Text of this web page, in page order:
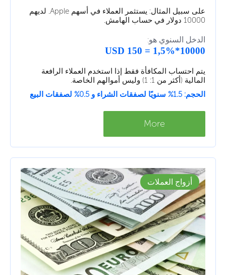
على سبيل المثال: يستثمر العملاء في أسهم Apple. لديهم
10000 دولار في حساب الهامش.
الدخل السنوي هو:
10000*1,5% = 150 USD
يتم احتساب المكافأة فقط إذا استخدم العملاء الرافعة
المالية (أكثر من 1: 1) وليس أموالهم الخاصة.
الحجم: 1.5% سنويًا لصفقات الشراء و 0.5% لصفقات البيع
More
أزواج العملات